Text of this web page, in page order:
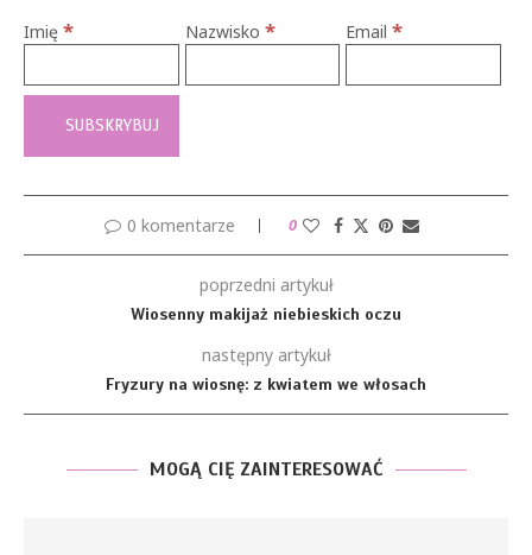
Imię * Nazwisko * Email*
0 komentarze 0
poprzedni artykuł
Wiosenny makijaż niebieskich oczu
następny artykuł
Fryzury na wiosnę: z kwiatem we włosach
MOGĄ CIĘ ZAINTERESOWAĆ